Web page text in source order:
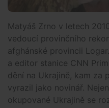
Matyáš Zrno v letech
vedoucí provinčního
afghánské provincii
a editor stanice CNN
dění na Ukrajině, kam za
vyrazil jako novinář.
okupované Ukrajině se